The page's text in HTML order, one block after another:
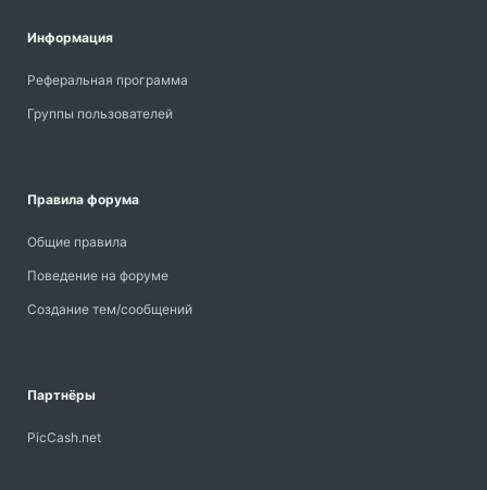
Информация
Реферальная программа
Группы пользователей
Правила форума
Общие правила
Поведение на форуме
Создание тем/сообщений
Партнёры
PicCash.net